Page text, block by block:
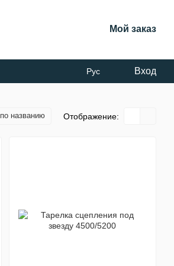
Мой заказ
Рус Вход
по названию Отображение: